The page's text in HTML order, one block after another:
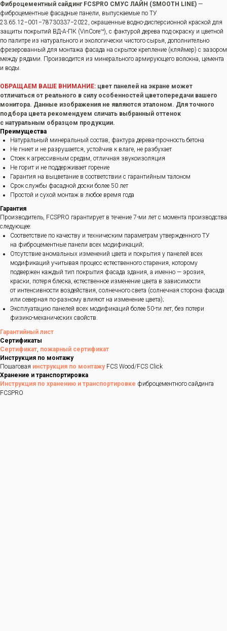
Фиброцементный сайдинг FCSPRO СМУС ЛАЙН (SMOOTH LINE) —
фиброцементные фасадные панели, выпускаемые по ТУ
23.65.12−001−78730337−2022, окрашенные водно-дисперсионной краской для
защиты покрытий ВД-А-ПК (VinCore™), с фактурой дерева под окраску и цветной
по палитре из натурального и экологически чистого сырья, дополнительно
фрезерованный для монтажа фасада на скрытое крепление (кляймер) с зазором
между рядами. Производится из минерального армирующего волокна, цемента
и воды.
ОБРАЩАЕМ ВАШЕ ВНИМАНИЕ: цвет панелей на экране может
отличаться от реального в силу особенностей цветопередачи вашего
монитора. Данные изображения не являются эталоном. Для точного
подбора цвета рекомендуем сличать выбранный оттенок
с натуральным образцом продукции.
Преимущества
Натуральный минеральный состав, фактура дерева-прочность бетона
Не гниет и не разрушается, устойчив к влаге, не разбухает
Стоек к агрессивным средам, отличная звукоизоляция
Не горит и не поддерживает горение
Гарантия на выцветание в соответствии с гарантийным талоном
Срок службы фасадной доски более 50 лет
Простой и сухой монтаж в любое время года
Гарантия
Производитель, FCSPRO гарантирует в течение 7-ми лет с момента производства
следующее:
Соответствие по качеству и техническим параметрам утвержденного ТУ
на фиброцементные панели всех модификаций;
Отсутствие аномальных изменений цвета и покрытия у панелей всех
модификаций учитывая процесс естественного старения, которому
подвержен каждый тип покрытия фасада здания, а именно — эрозия,
краски, потеря блеска, естественное изменение цвета в зависимости
от интенсивности воздействия, солнечного света (солнечная сторона фасада
или северная по-разному влияют на изменение цвета);
Эксплуатацию панелей всех модификаций более 50-ти лет, без потери
физико-механических свойств.
Гарантийный лист
Сертификаты
Сертификат, пожарный сертификат
Инструкция по монтажу
Пошаговая инструкция по монтажуFCS Wood/FCS Click
Хранение и транспортировка
Инструкция по хранению и транспортировке фиброцементного сайдинга
FCSPRO